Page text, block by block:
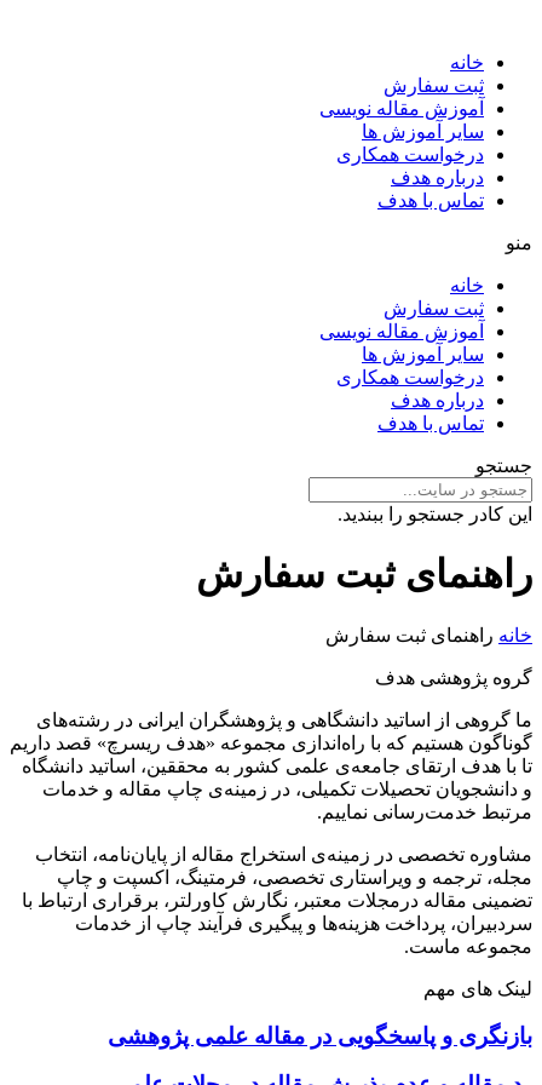
خانه
ثبت سفارش
آموزش مقاله نویسی
سایر آموزش ها
درخواست همکاری
درباره هدف
تماس با هدف
منو
خانه
ثبت سفارش
آموزش مقاله نویسی
سایر آموزش ها
درخواست همکاری
درباره هدف
تماس با هدف
جستجو
این کادر جستجو را ببندید.
راهنمای ثبت سفارش
خانه راهنمای ثبت سفارش
گروه پژوهشی هدف
ما گروهی از اساتید دانشگاهی و پژوهشگران ایرانی در رشته‌های
گوناگون هستیم که با راه‌اندازی مجموعه «هدف ریسرچ» قصد داریم
تا با هدف ارتقای جامعه‌ی علمی کشور به محققین، اساتید دانشگاه
و دانشجویان تحصیلات تکمیلی، در زمینه‌ی چاپ مقاله و خدمات
مرتبط خدمت‌رسانی نماییم.
مشاوره تخصصی در زمینه‌ی استخراج مقاله از پایان‌نامه، انتخاب
مجله، ترجمه و ویراستاری تخصصی، فرمتینگ، اکسپت و چاپ
تضمینی مقاله درمجلات معتبر، نگارش کاورلتر، برقراری ارتباط با
سردبیران، پرداخت هزینه‌ها و پیگیری فرآیند چاپ از خدمات
مجموعه ماست.
لینک های مهم
بازنگری و پاسخگویی در مقاله علمی پژوهشی